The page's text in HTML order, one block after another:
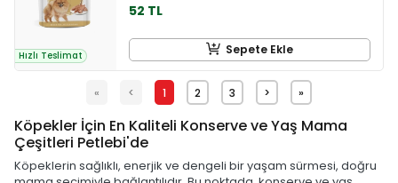
Hızlı Teslimat
52 TL
Sepete Ekle
« < 1 2 3 > »
Köpekler İçin En Kaliteli Konserve ve Yaş Mama
Çeşitleri Petlebi'de
Köpeklerin sağlıklı, enerjik ve dengeli bir yaşam sürmesi, doğru